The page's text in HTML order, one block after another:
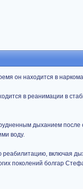
он находится в
в реанимации в
дыханием
воду.
реабилитацию, включая
поколений болгар